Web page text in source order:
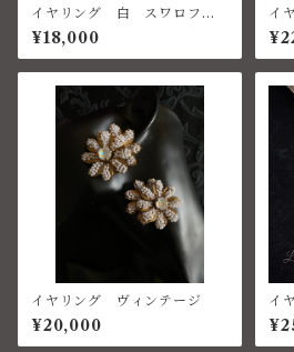
イヤリング 白 スワロフス
キー ハウライトターコイズ
¥18,000
イ
イヤリング ヴィンテージ
¥20,000
イ
ー